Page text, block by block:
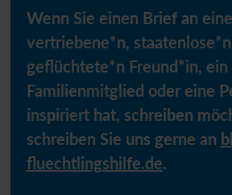
Wenn Sie einen Brief an
vertriebene*n,
geflüchtete*n Freund*in, ein
Familienmitglied oder eine
inspiriert hat, schreiben
schreiben Sie uns gerne an
fluechtlingshilfe.de.